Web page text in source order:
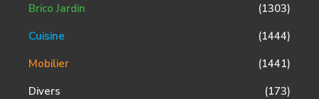
Brico Jardin
(1303)
Cuisine
(1444)
Mobilier
(1441)
Divers
(173)